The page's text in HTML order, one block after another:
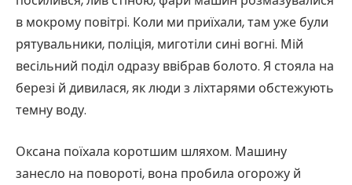
в мокрому повітрі. Коли ми приїхали, там уже були
рятувальники, поліція, миготіли сині вогні. Мій
весільний поділ одразу ввібрав болото. Я стояла на
березі й дивилася, як люди з ліхтарями обстежують
темну воду.
Оксана поїхала коротшим шляхом. Машину
занесло на повороті, вона пробила огорожу й